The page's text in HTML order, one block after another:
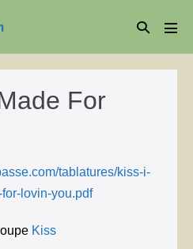
Basculer
recherche
le
For
tablatures/kiss-i-
lovin-you.pdf
Kiss